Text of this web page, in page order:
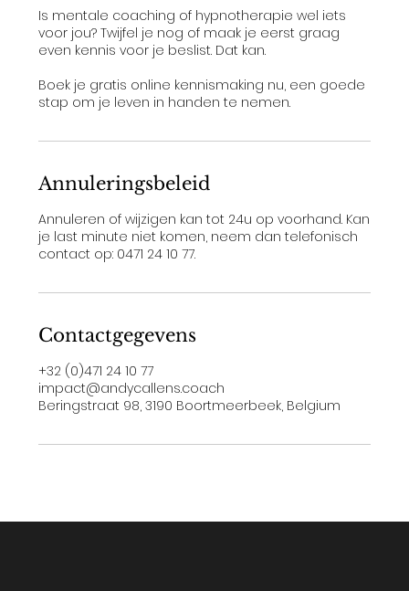
Is mentale coaching of hypnotherapie wel iets
voor jou? Twijfel je nog of maak je eerst graag
even kennis voor je beslist. Dat kan.
Boek je gratis online kennismaking nu, een goede
stap om je leven in handen te nemen.
Annuleringsbeleid
Annuleren of wijzigen kan tot 24u op voorhand. Kan
je last minute niet komen, neem dan telefonisch
contact op: 0471 24 10 77.
Contactgegevens
+32 (0)471 24 10 77
impact@andycallens.coach
Beringstraat 98, 3190 Boortmeerbeek, Belgium